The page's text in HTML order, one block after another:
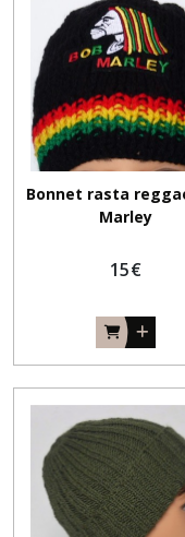
Bonnet rasta
Marley
15€